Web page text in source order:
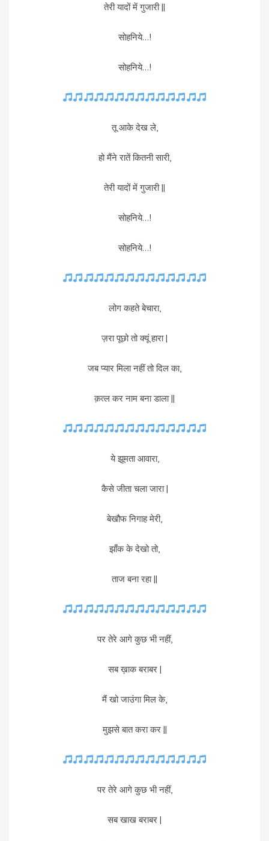
तेरी यादों में गुजारी ||
सोहनिये…!
सोहनिये…!
तू आके देख ले,
हो मैंने रातें कितनी सारी,
तेरी यादों में गुजारी ||
सोहनिये…!
सोहनिये…!
लोग कहते बेचारा,
ज़रा पूछो तो क्यूं हारा |
जब प्यार मिला नहीं तो दिल का,
क़त्ल कर नाम बना डाला ||
ये झूमता आवारा,
कैसे जीता चला जारा |
बेखौफ निगाह मेरी,
झाँक के देखो तो,
ताज बना रहा ||
पर तेरे आगे कुछ भी नहीं,
सब ख़ाक बराबर |
मैं खो जाउंगा मिल के,
मुझसे बात करा कर ||
पर तेरे आगे कुछ भी नहीं,
सब खाख बराबर |